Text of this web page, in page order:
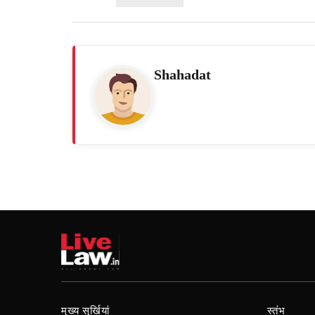
Shahadat
मुख्य सुर्खियां स्तंभ